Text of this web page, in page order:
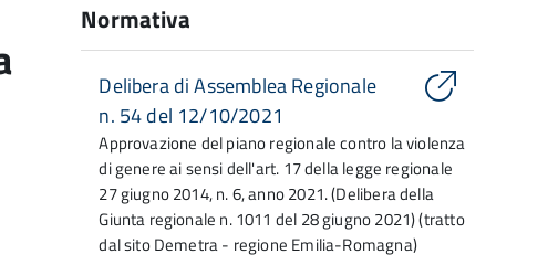
Normativa
Delibera di Assemblea Regionale
n. 54 del 12/10/2021
Approvazione del piano regionale contro la violenza
di genere ai sensi dell'art. 17 della legge regionale
27 giugno 2014, n. 6, anno 2021. (Delibera della
Giunta regionale n. 1011 del 28 giugno 2021) (tratto
dal sito Demetra - regione Emilia-Romagna)